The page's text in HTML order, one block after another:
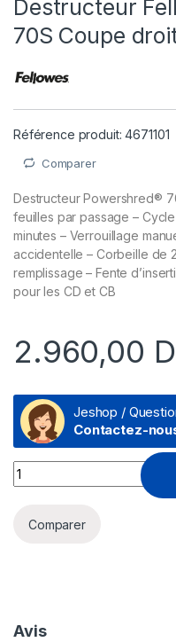
Destructeur
70S Coupe
Référence produit: 4671101
Comparer
Destructeur Powershred®
feuilles par passage –
minutes – Verrouillage
accidentelle – Corbeille de
remplissage – Fente
pour les CD et CB
2.960,00
Jeshop /
Contactez-
Destructeur Fellowes
Comparer
Avis